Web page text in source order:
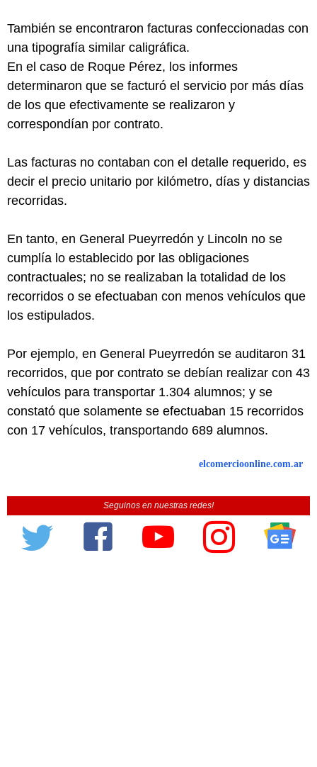
También se encontraron facturas confeccionadas con
una tipografía similar caligráfica.
En el caso de Roque Pérez, los informes
determinaron que se facturó el servicio por más días
de los que efectivamente se realizaron y
correspondían por contrato.
Las facturas no contaban con el detalle requerido, es
decir el precio unitario por kilómetro, días y distancias
recorridas.
En tanto, en General Pueyrredón y Lincoln no se
cumplía lo establecido por las obligaciones
contractuales; no se realizaban la totalidad de los
recorridos o se efectuaban con menos vehículos que
los estipulados.
Por ejemplo, en General Pueyrredón se auditaron 31
recorridos, que por contrato se debían realizar con 43
vehículos para transportar 1.304 alumnos; y se
constató que solamente se efectuaban 15 recorridos
con 17 vehículos, transportando 689 alumnos.
elcomercioonline.com.ar
Seguinos en nuestras redes!